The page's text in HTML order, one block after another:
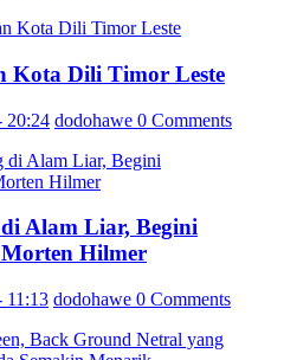
Kota Dili Timor Leste
20:24 dodohawe 0 Comments
Alam Liar, Begini
Hilmer
11:13 dodohawe 0 Comments